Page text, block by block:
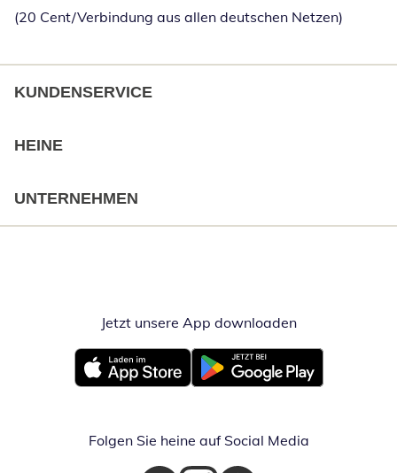
(20 Cent/Verbindung aus allen deutschen Netzen)
KUNDENSERVICE
HEINE
UNTERNEHMEN
Jetzt unsere App downloadenÖffnet in
Öffnet in neuem FensterÖffnet in neuem Fenster
Folgen Sie heine auf Social Media